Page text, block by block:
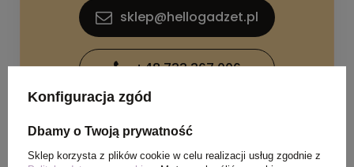
sklep@hellogadzet.pl
+48 733 367 006
Konfiguracja zgód
Dbamy o Twoją prywatność
Sklep korzysta z plików cookie w celu realizacji usług zgodnie z